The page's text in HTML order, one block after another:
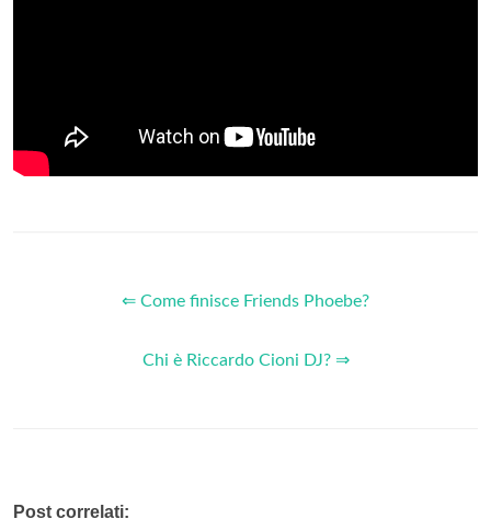
⇐ Come finisce Friends Phoebe?
Chi è Riccardo Cioni DJ? ⇒
Post correlati: